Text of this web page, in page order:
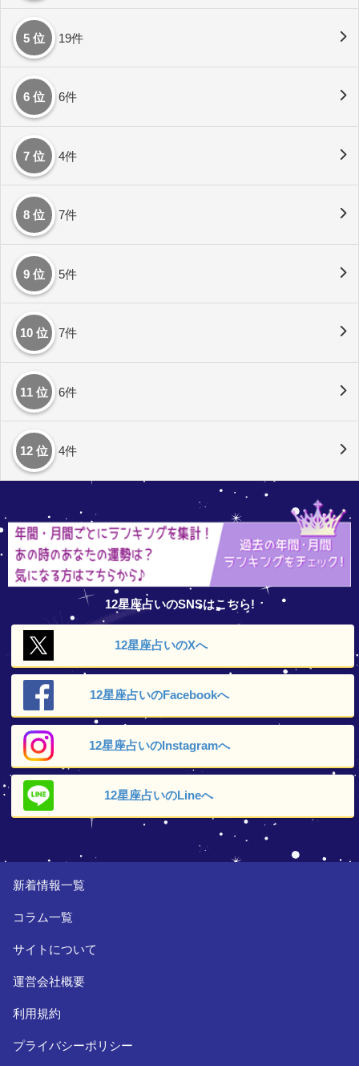
5 位 19件
6 位 6件
7 位 4件
8 位 7件
9 位 5件
10 位 7件
11 位 6件
12 位 4件
12星座占いのSNSはこちら!
12星座占いのXへ
12星座占いのFacebookへ
12星座占いのInstagramへ
12星座占いのLineへ
新着情報一覧
コラム一覧
サイトについて
運営会社概要
利用規約
プライバシーポリシー